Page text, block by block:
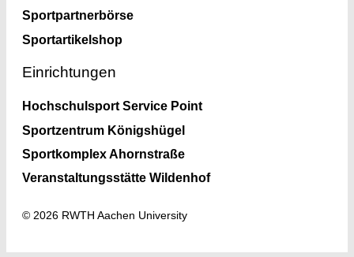
Sportpartnerbörse
Sportartikelshop
Einrichtungen
Hochschulsport Service Point
Sportzentrum Königshügel
Sportkomplex Ahornstraße
Veranstaltungsstätte Wildenhof
© 2026 RWTH Aachen University